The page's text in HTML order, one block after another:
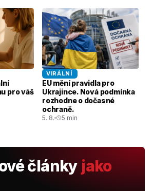
pro váš
VIRÁLNÍ
EU mění pravidla pro
Ukrajince. Nová podmínka
rozhodne o dočasné
ochraně.
5. 8. 5 min
články jako